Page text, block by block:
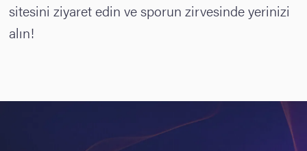
sitesini ziyaret edin ve sporun zirvesinde yerinizi
alın!